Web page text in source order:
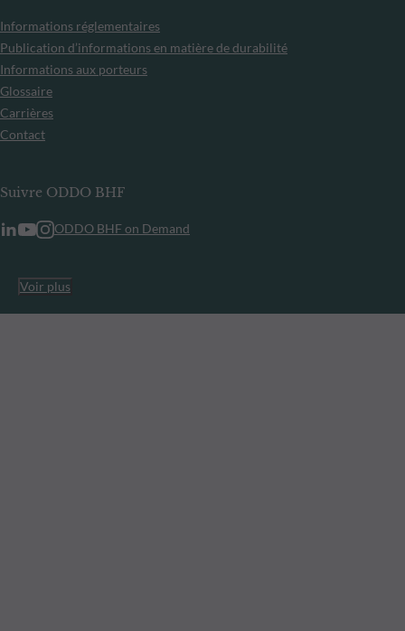
Informations réglementaires
Publication d’informations en matière de durabilité
Informations aux porteurs
Glossaire
Carrières
Contact
Suivre ODDO BHF
ODDO BHF on Demand
Voir plus